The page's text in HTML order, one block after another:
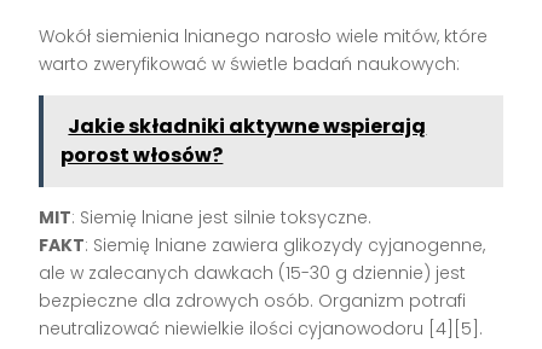
Wokół siemienia lnianego narosło wiele mitów, które
warto zweryfikować w świetle badań naukowych:
Jakie składniki aktywne wspierają
porost włosów?
MIT: Siemię lniane jest silnie toksyczne.
FAKT: Siemię lniane zawiera glikozydy cyjanogenne,
ale w zalecanych dawkach (15-30 g dziennie) jest
bezpieczne dla zdrowych osób. Organizm potrafi
neutralizować niewielkie ilości cyjanowodoru [4][5].